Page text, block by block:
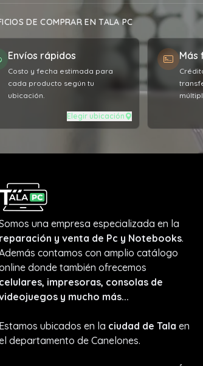
DE COMPRAR EN TALA PC
Envíos rápidos
Costo y fecha estimada para
cada producto según tu
ubicación.
Elegir ubicación
Más
una empresa especializada en la
reparación y venta de Pc y Notebooks.
contamos con amplio catálogo
donde también ofrecemos
celulares, impresoras, consolas de
y mucho más...
Estamos ubicados en la ciudad de Tala en
departamento de Canelones.